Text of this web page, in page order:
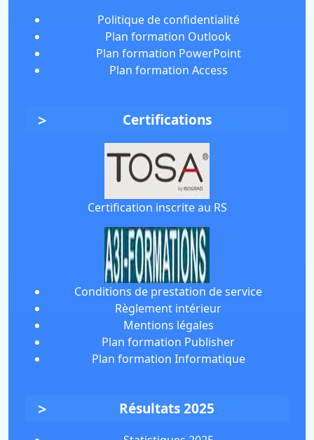
Politique de confidentialité
Plan formation Outlook
Plan formation PowerPoint
Plan formation Access
Certifications
Certification inscrite au RS
Conditions de prestation de service
Règlement intérieur
Mentions légales
Plan formation Publisher
Plan formation Informatique
Résultats 2025